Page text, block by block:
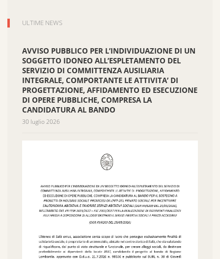
ULTIME NEWS
AVVISO PUBBLICO PER L’INDIVIDUAZIONE DI UN
SOGGETTO IDONEO ALL’ESPLETAMENTO DEL
SERVIZIO DI COMMITTENZA AUSILIARIA
INTEGRALE, COMPORTANTE LE ATTIVITA’ DI
PROGETTAZIONE, AFFIDAMENTO ED ESECUZIONE
DI OPERE PUBBLICHE, COMPRESA LA
CANDIDATURA AL BANDO
30 luglio 2026